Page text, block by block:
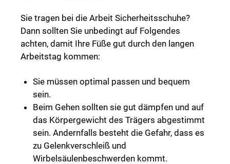
Sie tragen bei die Arbeit Sicherheitsschuhe?
Dann sollten Sie unbedingt auf Folgendes
achten, damit Ihre Füße gut durch den langen
Arbeitstag kommen:
Sie müssen optimal passen und bequem
sein.
Beim Gehen sollten sie gut dämpfen und auf
das Körpergewicht des Trägers abgestimmt
sein. Andernfalls besteht die Gefahr, dass es
zu Gelenkverschleiß und
Wirbelsäulenbeschwerden kommt.